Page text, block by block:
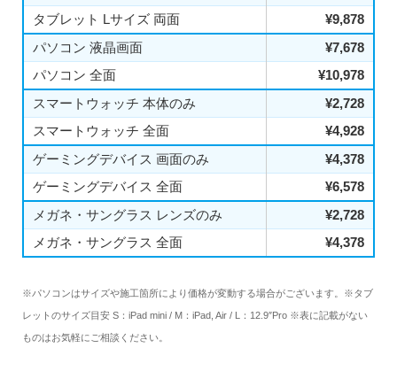
タブレット Lサイズ 両面
¥9,878
パソコン 液晶画面
¥7,678
パソコン 全面
¥10,978
スマートウォッチ 本体のみ
¥2,728
スマートウォッチ 全面
¥4,928
ゲーミングデバイス 画面のみ
¥4,378
ゲーミングデバイス 全面
¥6,578
メガネ・サングラス レンズのみ
¥2,728
メガネ・サングラス 全面
¥4,378
※パソコンはサイズや施工箇所により価格が変動する場合がございます。※タブ
レットのサイズ目安 S：iPad mini / M：iPad, Air / L：12.9″Pro ※表に記載がない
ものはお気軽にご相談ください。